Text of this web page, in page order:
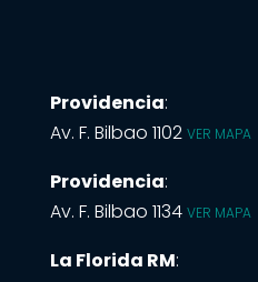
Providencia:
Av. F. Bilbao 1102 VER MAPA
Providencia:
Av. F. Bilbao 1134 VER MAPA
La Florida RM: